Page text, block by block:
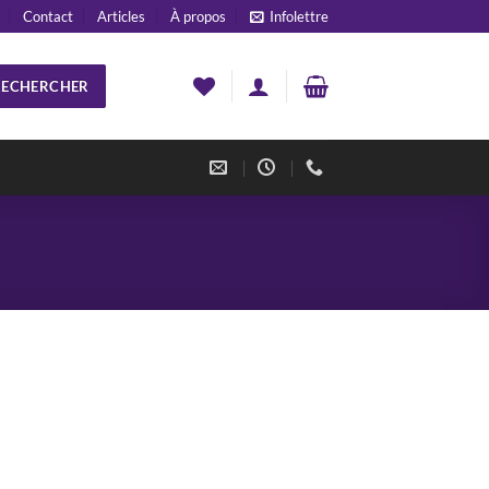
Contact Articles À propos Infolettre